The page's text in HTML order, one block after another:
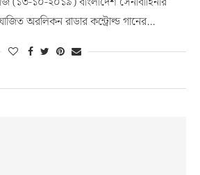
অরলিকন রাডার কন্ট্রোল্ড গানের…